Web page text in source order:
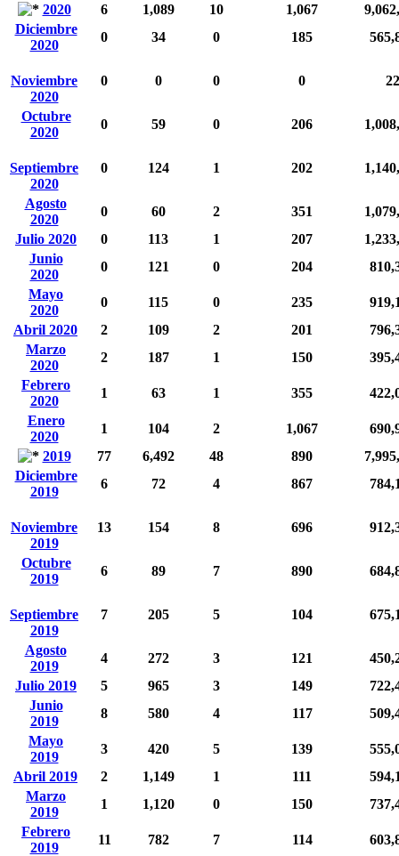
2020
6 1,089 10 1,067
Diciembre
2020
0 34 0 185
Noviembre
2020
0 0 0 0 22
Octubre
2020
0 59 0 206
Septiembre
2020
0 124 1 202
Agosto
2020
0 60 2 351
Julio 2020
0 113 1 207
Junio
2020
0 121 0 204
Mayo
2020
0 115 0 235
Abril 2020
2 109 2 201
Marzo
2020
2 187 1 150
Febrero
2020
1 63 1 355
Enero
2020
1 104 2 1,067
2019
77 6,492 48 890
Diciembre
2019
6 72 4 867
Noviembre
2019
13 154 8 696
Octubre
2019
6 89 7 890
Septiembre
2019
7 205 5 104
Agosto
2019
4 272 3 121
Julio 2019
5 965 3 149
Junio
2019
8 580 4 117
Mayo
2019
3 420 5 139
Abril 2019
2 1,149 1 111
Marzo
2019
1 1,120 0 150
Febrero
2019
11 782 7 114